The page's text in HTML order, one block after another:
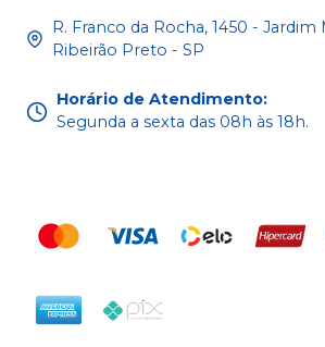
R. Franco da Rocha, 1450 - Jardim
Ribeirão Preto - SP
Horário de Atendimento:
Segunda a sexta das 08h às 18h.